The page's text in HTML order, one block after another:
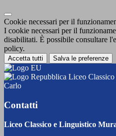
Cookie necessari per il
I cookie necessari per il
disabilitati. È possibile consultare
policy.
Accetta tutti Salva le preferenze
Liceo
Carlo
Contatti
Liceo Classico e Linguistico